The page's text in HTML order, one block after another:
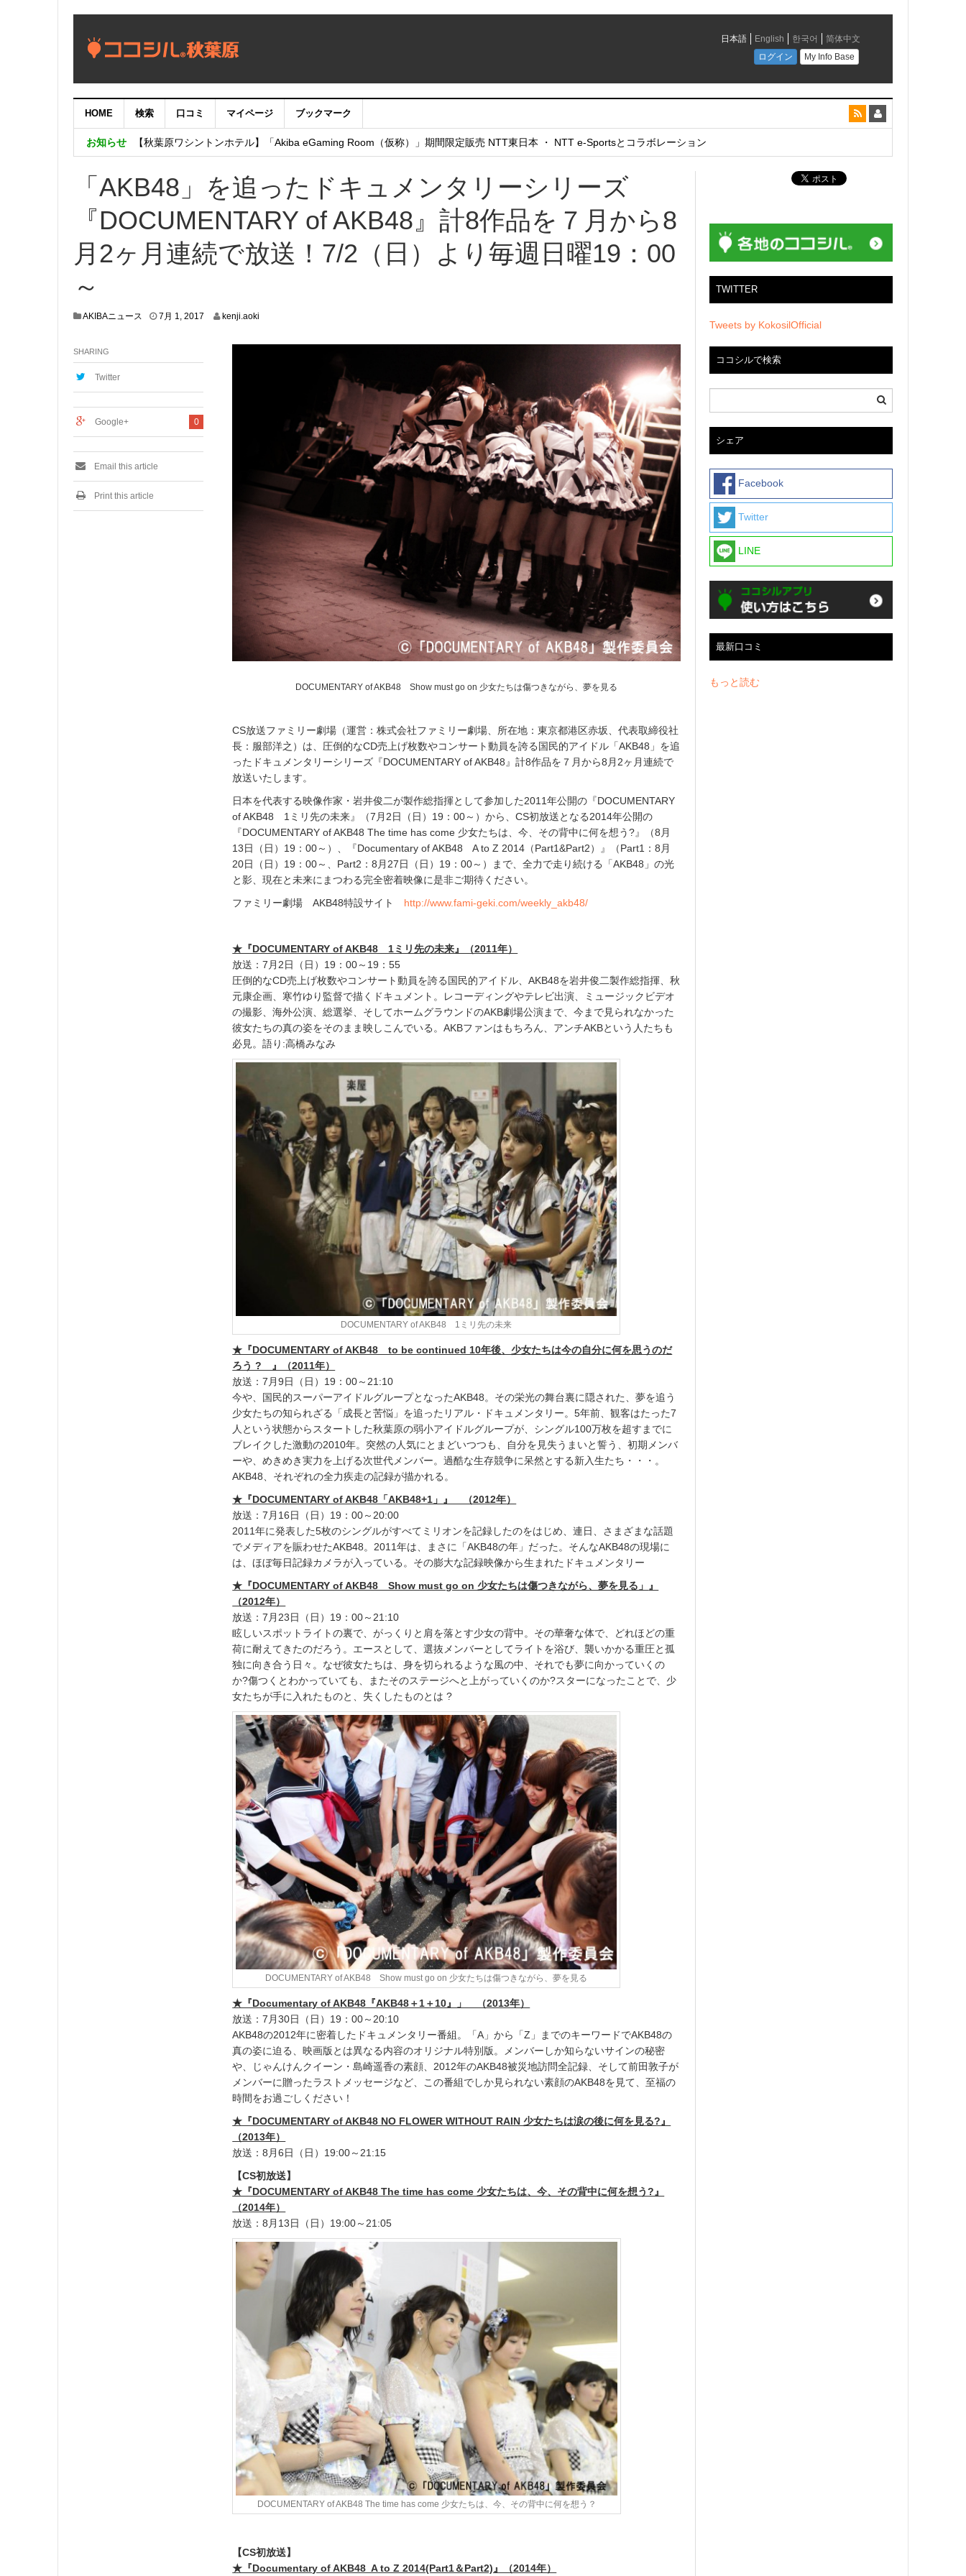
HOME 検索 口コミ マイページ ブックマーク
お知らせ
【重要：9月5日（火）22時】ココシル：アカウントサービス移行のお知らせ
【秋葉原ワシントンホテル】「Akiba eGaming Room（仮称）」期間限定販売 NTT東日本 ・ NTT e-Sportsとコラボレーション
「AKB48」を追ったドキュメンタリーシリーズ
『DOCUMENTARY of AKB48』計8作品を７月から8
月2ヶ月連続で放送！7/2（日）より毎週日曜19：00
～
AKIBAニュース 7月 1, 2017 kenji.aoki
DOCUMENTARY of AKB48 Show must go on 少女たちは傷つきながら、夢を見る
CS放送ファミリー劇場（運営：株式会社ファミリー劇場、所在地：東京都港区赤坂、代表取締役社
長：服部洋之）は、圧倒的なCD売上げ枚数やコンサート動員を誇る国民的アイドル「AKB48」を追
ったドキュメンタリーシリーズ『DOCUMENTARY of AKB48』計8作品を７月から8月2ヶ月連続で
放送いたします。
日本を代表する映像作家・岩井俊二が製作総指揮として参加した2011年公開の『DOCUMENTARY
of AKB48 1ミリ先の未来』（7月2日（日）19：00～）から、CS初放送となる2014年公開の
『DOCUMENTARY of AKB48 The time has come 少女たちは、今、その背中に何を想う?』（8月
13日（日）19：00～）、『Documentary of AKB48 A to Z 2014（Part1&Part2）』（Part1：8月
20日（日）19：00～、Part2：8月27日（日）19：00～）まで、全力で走り続ける「AKB48」の光
と影、現在と未来にまつわる完全密着映像に是非ご期待ください。
ファミリー劇場 AKB48特設サイト http://www.fami-geki.com/weekly_akb48/
★『DOCUMENTARY of AKB48 1ミリ先の未来』（2011年）
放送：7月2日（日）19：00～19：55
圧倒的なCD売上げ枚数やコンサート動員を誇る国民的アイドル、AKB48を岩井俊二製作総指揮、秋
元康企画、寒竹ゆり監督で描くドキュメント。レコーディングやテレビ出演、ミュージックビデオ
の撮影、海外公演、総選挙、そしてホームグラウンドのAKB劇場公演まで、今まで見られなかった
彼女たちの真の姿をそのまま映しこんでいる。AKBファンはもちろん、アンチAKBという人たちも
必見。語り:高橋みなみ
DOCUMENTARY of AKB48 1ミリ先の未来
★『DOCUMENTARY of AKB48 to be continued 10年後、少女たちは今の自分に何を思うのだ
ろう ? 』（2011年）
放送：7月9日（日）19：00～21:10
今や、国民的スーパーアイドルグループとなったAKB48。その栄光の舞台裏に隠された、夢を追う
少女たちの知られざる「成長と苦悩」を追ったリアル・ドキュメンタリー。5年前、観客はたった7
人という状態からスタートした秋葉原の弱小アイドルグループが、シングル100万枚を超すまでに
ブレイクした激動の2010年。突然の人気にとまどいつつも、自分を見失うまいと誓う、初期メンバ
ーや、めきめき実力を上げる次世代メンバー。過酷な生存競争に呆然とする新入生たち・・・。
AKB48、それぞれの全力疾走の記録が描かれる。
★『DOCUMENTARY of AKB48「AKB48+1」』 （2012年）
放送：7月16日（日）19：00～20:00
2011年に発表した5枚のシングルがすべてミリオンを記録したのをはじめ、連日、さまざまな話題
でメディアを賑わせたAKB48。2011年は、まさに「AKB48の年」だった。そんなAKB48の現場に
は、ほぼ毎日記録カメラが入っている。その膨大な記録映像から生まれたドキュメンタリー
★『DOCUMENTARY of AKB48 Show must go on 少女たちは傷つきながら、夢を見る」
』
（2012年）
放送：7月23日（日）19：00～21:10
眩しいスポットライトの裏で、がっくりと肩を落とす少女の背中。その華奢な体で、どれほどの重
荷に耐えてきたのだろう。エースとして、選抜メンバーとしてライトを浴び、襲いかかる重圧と孤
独に向き合う日々。なぜ彼女たちは、身を切られるような風の中、それでも夢に向かっていくの
か?傷つくとわかっていても、またそのステージへと上がっていくのか?スターになったことで、少
女たちが手に入れたものと、失くしたものとは ?
DOCUMENTARY of AKB48 Show must go on 少女たちは傷つきながら、夢を見る
★『Documentary of AKB48『AKB48＋1＋10』」 （2013年）
放送：7月30日（日）19：00～20:10
AKB48の2012年に密着したドキュメンタリー番組。「A」から「Z」までのキーワードでAKB48の
真の姿に迫る、映画版とは異なる内容のオリジナル特別版。メンバーしか知らないサインの秘密
や、じゃんけんクイーン・島崎遥香の素顔、2012年のAKB48被災地訪問全記録、そして前田敦子が
メンバーに贈ったラストメッセージなど、この番組でしか見られない素顔のAKB48を見て、至福の
時間をお過ごしください！
★『DOCUMENTARY of AKB48 NO FLOWER WITHOUT RAIN 少女たちは涙の後に何を見る?』
（2013年）
放送：8月6日（日）19:00～21:15
【CS初放送】
★『DOCUMENTARY of AKB48 The time has come 少女たちは、今、その背中に何を想う?』
（2014年）
放送：8月13日（日）19:00～21:05
DOCUMENTARY of AKB48 The time has come 少女たちは、今、その背中に何を想う？
【CS初放送】
★『Documentary of AKB48 A to Z 2014(Part1＆Part2)』（2014年）
SHARING
Twitter
0
Google+
Email this article
Print this article
TWITTER
Tweets by KokosilOfficial
ココシルで検索
シェア
Facebook
Twitter
LINE
最新口コミ
もっと読む